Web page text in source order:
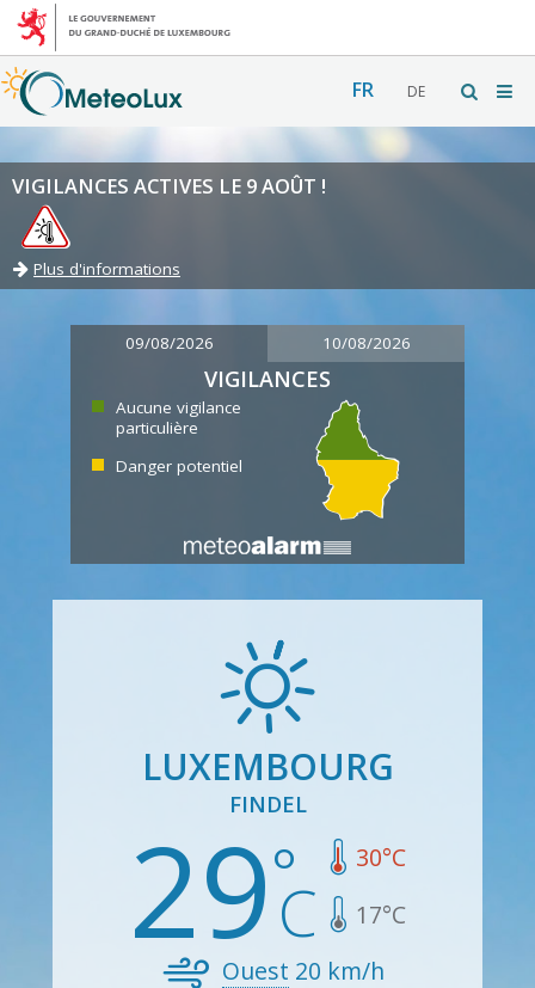
FR DE
VIGILANCES ACTIVES LE 9 AOÛT !
Plus d'informations
09/08/2026 10/08/2026
VIGILANCES
Aucune vigilance
particulière
Danger potentiel
LUXEMBOURG
FINDEL
29 30°C
17°C
Ouest 20 km/h